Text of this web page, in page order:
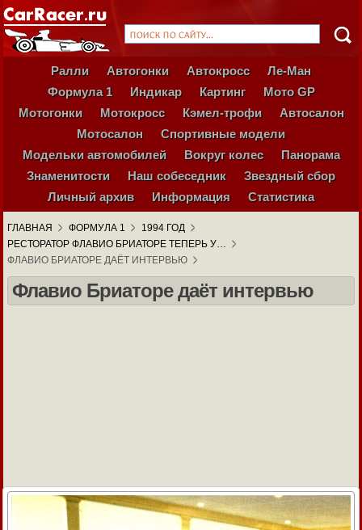
Ралли Автогонки Автокросс
Ле-Ман
Формула 1
Индикар Картинг
Мото GP
Мотогонки
Мотокросс Кэмел-трофи
Автосалон
Мотосалон
Спортивные модели
Модельки автомобилей
Вокруг колес
Панорама
Знаменитости
Наш собеседник
Звездный сбор
Личный архив
Информация Статистика
ГЛАВНАЯ ФОРМУЛА 1
1994 ГОД
РЕСТОРАТОР ФЛАВИО БРИАТОРЕ ТЕПЕРЬ У…
ФЛАВИО БРИАТОРЕ ДАЁТ ИНТЕРВЬЮ
Флавио Бриаторе даёт интервью